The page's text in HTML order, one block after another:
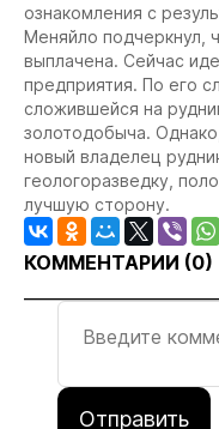
ознакомления с
Меняйло подчеркнул,
выплачена. Сейчас
предприятия. По его
сложившейся на
золотодобыча.
новый владелец
геологоразведку,
лучшую сторону.
КОММЕНТАРИИ (0)
Отправить